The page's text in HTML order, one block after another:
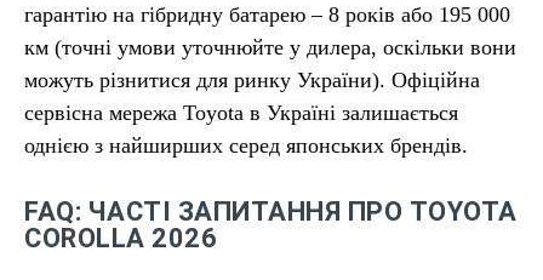
гарантію на гібридну батарею – 8 років або 195 000
км (точні умови уточнюйте у дилера, оскільки вони
можуть різнитися для ринку України). Офіційна
сервісна мережа Toyota в Україні залишається
однією з найширших серед японських брендів.
FAQ: ЧАСТІ ЗАПИТАННЯ ПРО TOYOTA
COROLLA 2026